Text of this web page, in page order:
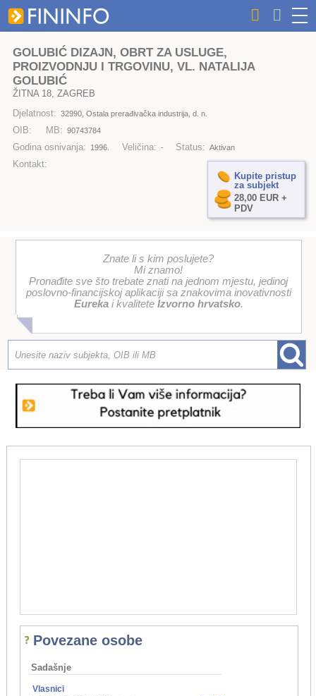
GOLUBIĆ DIZAJN, OBRT ZA USLUGE,
PROIZVODNJU I TRGOVINU, VL. NATALIJA
GOLUBIĆ
ŽITNA 18, ZAGREB
Djelatnost: 32990, Ostala prerađivačka industrija, d. n.
OIB: MB: 90743784
Godina osnivanja: 1996. Veličina: - Status: Aktivan
Kontakt:
Kupite pristup
za subjekt
28,00 EUR +
PDV
Znate li s kim poslujete?
Mi znamo!
Pronađite sve što trebate znati na jednom mjestu, jedinoj
poslovno-financijskoj aplikaciji sa znakovima inovativnosti
Eurekai kvalitete Izvorno hrvatsko.
Povezane osobe
Sadašnje
Vlasnici